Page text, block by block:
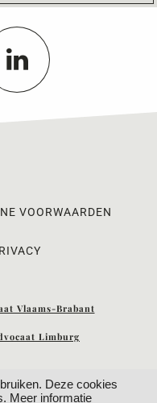
VOORWAARDEN
Vlaams-Brabant
Limburg
Deze cookies
Meer informatie